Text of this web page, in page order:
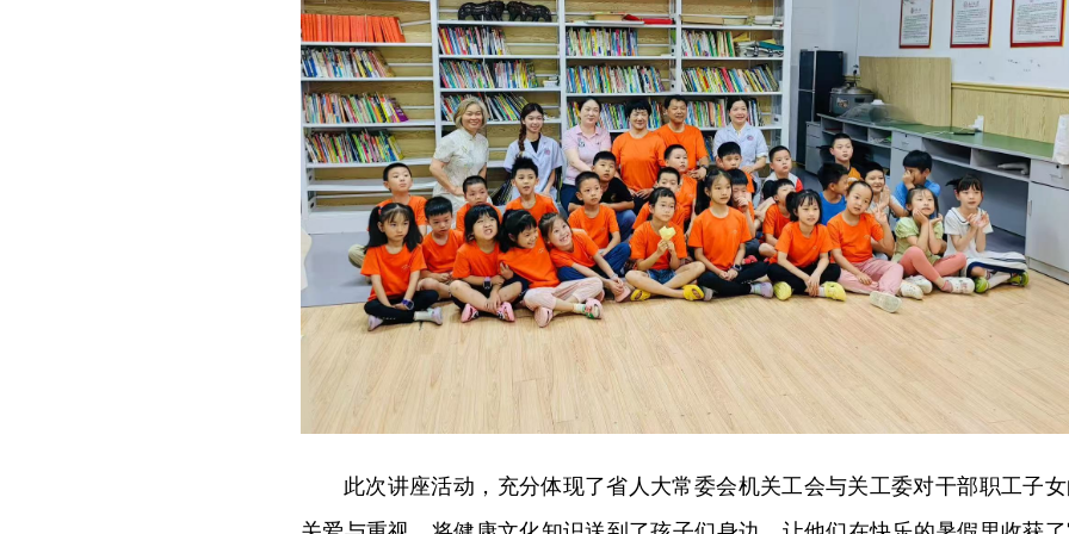
此次讲座活动，充分体现了省人大常委会机关工会与关工委对干部职工子